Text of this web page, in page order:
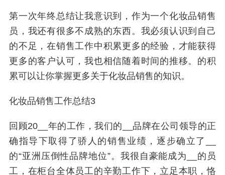
第一次年终总结让我意识到，作为一个化妆品销售
员，我还有很多不成熟的东西。我必须认识到自己
的不足，在销售工作中积累更多的经验，才能获得
更多的客户认可，我也相信随着时间的推移。的积
累可以让你掌握更多关于化妆品销售的知识。
化妆品销售工作总结3
回顾20__年的工作，我们的__品牌在公司领导的正
确指导下取得了骄人的销售业绩，逐步确立了__
的“亚洲压倒性品牌地位”。我很自豪能成为__的员
工，在柜台全体员工的辛勤工作下，立足本职，恪